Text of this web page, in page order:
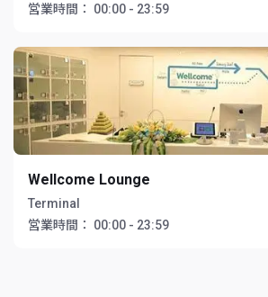
営業時間：
00:00 - 23:59
Wellcome Lounge
Terminal
営業時間：
00:00 - 23:59